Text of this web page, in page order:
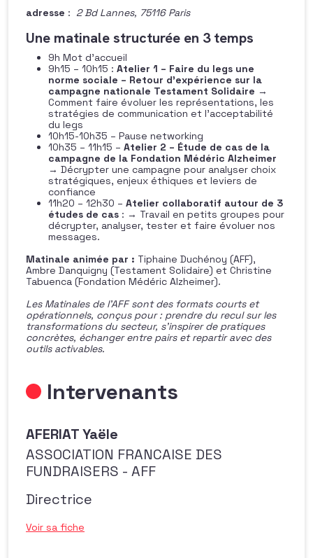
adresse : 2 Bd Lannes, 75116 Paris
Une matinale structurée en 3 temps
9h Mot d’accueil
9h15 – 10h15 : Atelier 1 – Faire du legs une
norme sociale – Retour d’expérience sur la
campagne nationale Testament Solidaire →
Comment faire évoluer les représentations, les
stratégies de communication et l’acceptabilité
du legs
10h15-10h35 – Pause networking
10h35 – 11h15 – Atelier 2 – Étude de cas de la
campagne de la Fondation Médéric Alzheimer
→ Décrypter une campagne pour analyser choix
stratégiques, enjeux éthiques et leviers de
confiance
11h20 – 12h30 – Atelier collaboratif autour de 3
études de cas : → Travail en petits groupes pour
décrypter, analyser, tester et faire évoluer nos
messages.
Matinale animée par : Tiphaine Duchénoy (AFF),
Ambre Danquigny (Testament Solidaire) et Christine
Tabuenca (Fondation Médéric Alzheimer).
Les Matinales de l’AFF sont des formats courts et
opérationnels, conçus pour : prendre du recul sur les
transformations du secteur, s’inspirer de pratiques
concrètes, échanger entre pairs et repartir avec des
outils activables.
Intervenants
AFERIAT Yaële
ASSOCIATION FRANCAISE DES
FUNDRAISERS - AFF
Directrice
Voir sa fiche